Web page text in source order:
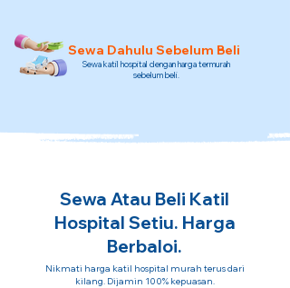
Sewa Dahulu Sebelum Beli
Sewa katil hospital dengan harga termurah
sebelum beli.
Sewa Atau Beli Katil
Hospital Setiu. Harga
Berbaloi.
Nikmati harga katil hospital murah terus dari
kilang. Dijamin 100% kepuasan.